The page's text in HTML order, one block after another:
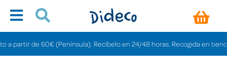
de 60€ (Península). Recíbelo en 24/48 horas. Recogida en tiendas